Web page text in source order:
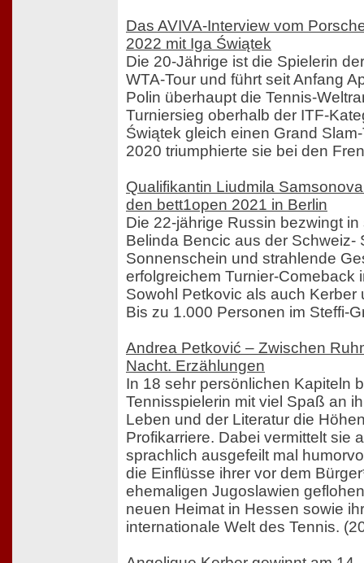
Das AVIVA-Interview vom
2022 mit Iga Świątek
Die 20-Jährige ist die Spielerin
WTA-Tour und führt seit Anfang
Polin überhaupt die Tennis-
Turniersieg oberhalb der ITF-
Świątek gleich einen Grand
2020 triumphierte sie bei den
Qualifikantin Liudmila
den bett1open 2021 in Berlin
Die 22-jährige Russin bezwingt
Belinda Bencic aus der Schweiz-
Sonnenschein und strahlende
erfolgreichem Turnier-Comeback
Sowohl Petkovic als auch Kerber
Bis zu 1.000 Personen im Steffi-
Andrea Petković – Zwischen
Nacht. Erzählungen
In 18 sehr persönlichen Kapiteln
Tennisspielerin mit viel Spaß an
Leben und der Literatur die
Profikarriere. Dabei vermittelt sie
sprachlich ausgefeilt mal
die Einflüsse ihrer vor dem
ehemaligen Jugoslawien
neuen Heimat in Hessen sowie
internationale Welt des Tennis.